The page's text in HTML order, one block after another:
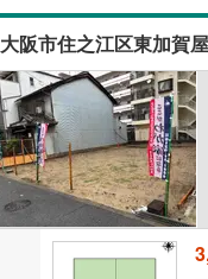
大阪市住之江区東加賀